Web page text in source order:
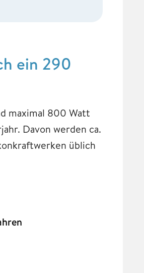
ein 290
maximal 800 Watt
Davon werden ca.
üblich